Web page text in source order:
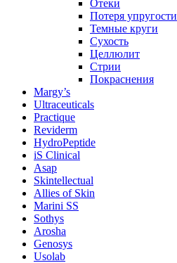
Отеки
Потеря упругости
Темные круги
Сухость
Целлюлит
Стрии
Покраснения
Margy’s
Ultraceuticals
Practique
Reviderm
HydroPeptide
iS Clinical
Asap
Skintellectual
Allies of Skin
Marini SS
Sothys
Arosha
Genosys
Usolab